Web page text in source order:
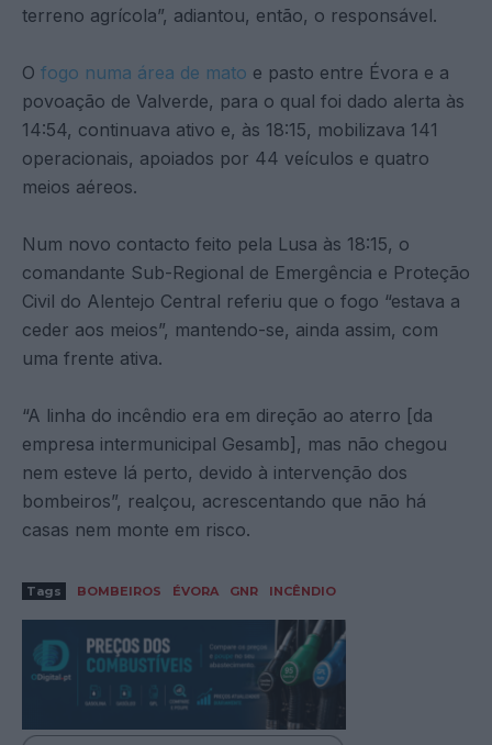
terreno agrícola”, adiantou, então, o responsável.
O fogo numa área de mato e pasto entre Évora e a
povoação de Valverde, para o qual foi dado alerta às
14:54, continuava ativo e, às 18:15, mobilizava 141
operacionais, apoiados por 44 veículos e quatro
meios aéreos.
Num novo contacto feito pela Lusa às 18:15, o
comandante Sub-Regional de Emergência e Proteção
Civil do Alentejo Central referiu que o fogo “estava a
ceder aos meios”, mantendo-se, ainda assim, com
uma frente ativa.
“A linha do incêndio era em direção ao aterro [da
empresa intermunicipal Gesamb], mas não chegou
nem esteve lá perto, devido à intervenção dos
bombeiros”, realçou, acrescentando que não há
casas nem monte em risco.
Tags BOMBEIROS ÉVORA GNR INCÊNDIO